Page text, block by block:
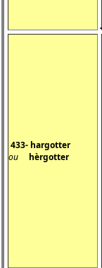
433- hargotter
ou hèrgotter